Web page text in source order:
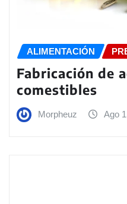
ALIMENTACIÓN
Fabricación de
comestibles
Morpheuz Ago